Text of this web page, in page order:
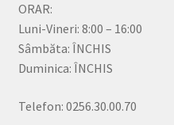
ORAR:
Luni-Vineri: 8:00 – 16:00
Sâmbăta: ÎNCHIS
Duminica: ÎNCHIS
Telefon: 0256.30.00.70